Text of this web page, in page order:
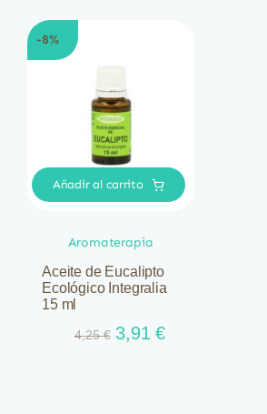
Añadir al carrito
-8%
Aromaterapia
Aceite de Eucalipto
Ecológico Integralia
15 ml
4,25€ El
3,91€El